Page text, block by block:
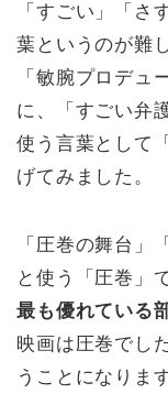
「すごい」「さ
葉というのが難
「敏腕プロデュ
に、「すごい弁
使う言葉として
げてみました。
「圧巻の舞台」
と使う「圧巻」
最も優れている
映画は圧巻でし
うことになります